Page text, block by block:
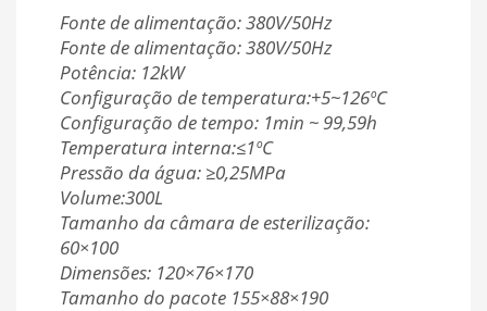
Fonte de alimentação: 380V/50Hz
Fonte de alimentação: 380V/50Hz
Potência: 12kW
Configuração de temperatura:+5~126ºC
Configuração de tempo: 1min ~ 99,59h
Temperatura interna:≤1ºC
Pressão da água: ≥0,25MPa
Volume:300L
Tamanho da câmara de esterilização:
60×100
Dimensões: 120×76×170
Tamanho do pacote 155×88×190